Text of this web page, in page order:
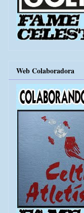
Web Colaboradora